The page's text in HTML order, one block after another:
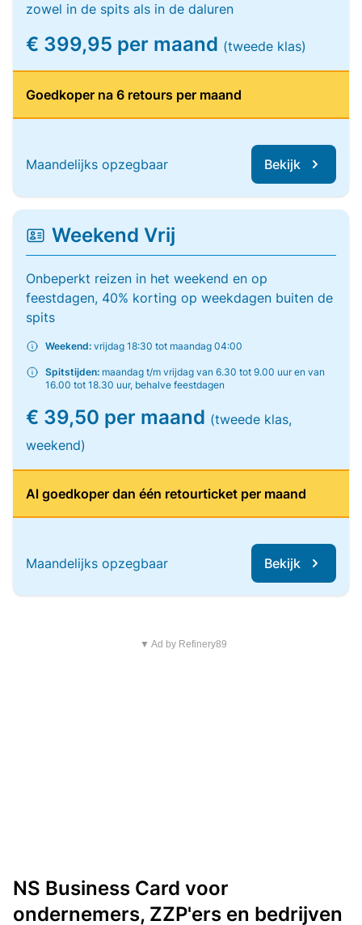
zowel in de spits als in de daluren
€ 399,95 per maand (tweede klas)
Goedkoper na 6 retours per maand
Maandelijks opzegbaar Bekijk
Weekend Vrij
Onbeperkt reizen in het weekend en op
feestdagen, 40% korting op weekdagen buiten de
spits
Weekend: vrijdag 18:30 tot maandag 04:00
Spitstijden: maandag t/m vrijdag van 6.30 tot 9.00 uur en van
16.00 tot 18.30 uur, behalve feestdagen
€ 39,50 per maand (tweede klas,
weekend)
Al goedkoper dan één retourticket per maand
Maandelijks opzegbaar Bekijk
▼ Ad by Refinery89
NS Business Card voor
ondernemers, ZZP'ers en bedrijven